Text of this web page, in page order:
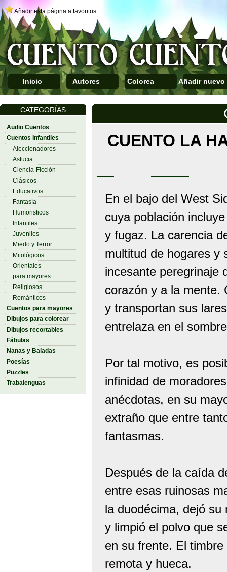
Añadir esta página a favoritos
Inicio Autores Colorea Añadir nuevo
CATEGORÍAS
Audio Cuentos
Cuentos Infantiles
Aleccionadores
Astucia
Ciencia-Ficción
Clásicos
Educativos
Fantasía
Humoristicos
Infantiles
Juveniles
Miedo y Terror
Mitológicos
Orientales
para mayores
Religiosos
Románticos
Cuentos para mayores
Dibujos para colorear
Dibujos recortables
Fábulas
Nanas y Baladas
Poesías
Puzzles
Trabalenguas
CUENTO LA
En el bajo del West
cuya población
y fugaz. La carencia
multitud de hogares y
incesante peregrinaje
corazón y a la mente.
y transportan sus
entrelaza en el
Por tal motivo, es
infinidad de
anécdotas, en su
extraño que entre
fantasmas.
Después de la caída
entre esas ruinosas
la duodécima, dejó
y limpió el polvo que
en su frente. El
remota y hueca.